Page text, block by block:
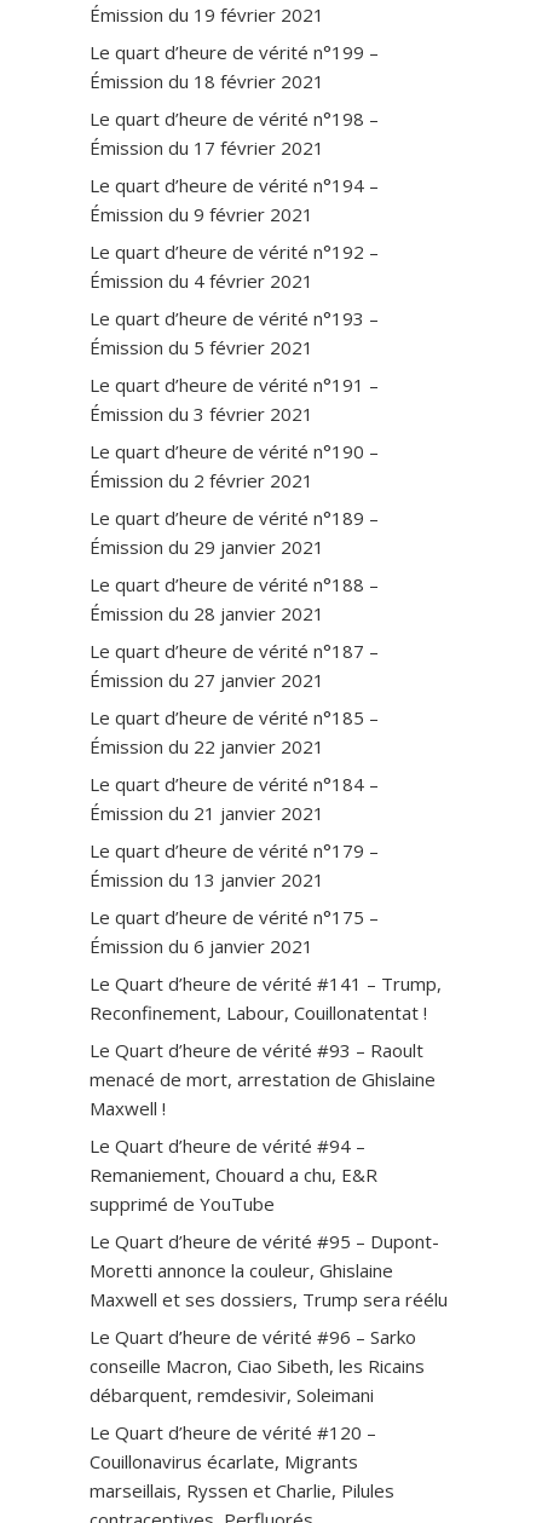
Émission du 19 février 2021
Le quart d’heure de vérité n°199 –
Émission du 18 février 2021
Le quart d’heure de vérité n°198 –
Émission du 17 février 2021
Le quart d’heure de vérité n°194 –
Émission du 9 février 2021
Le quart d’heure de vérité n°192 –
Émission du 4 février 2021
Le quart d’heure de vérité n°193 –
Émission du 5 février 2021
Le quart d’heure de vérité n°191 –
Émission du 3 février 2021
Le quart d’heure de vérité n°190 –
Émission du 2 février 2021
Le quart d’heure de vérité n°189 –
Émission du 29 janvier 2021
Le quart d’heure de vérité n°188 –
Émission du 28 janvier 2021
Le quart d’heure de vérité n°187 –
Émission du 27 janvier 2021
Le quart d’heure de vérité n°185 –
Émission du 22 janvier 2021
Le quart d’heure de vérité n°184 –
Émission du 21 janvier 2021
Le quart d’heure de vérité n°179 –
Émission du 13 janvier 2021
Le quart d’heure de vérité n°175 –
Émission du 6 janvier 2021
Le Quart d’heure de vérité #141 – Trump,
Reconfinement, Labour, Couillonatentat !
Le Quart d’heure de vérité #93 – Raoult
menacé de mort, arrestation de Ghislaine
Maxwell !
Le Quart d’heure de vérité #94 –
Remaniement, Chouard a chu, E&R
supprimé de YouTube
Le Quart d’heure de vérité #95 – Dupont-
Moretti annonce la couleur, Ghislaine
Maxwell et ses dossiers, Trump sera réélu
Le Quart d’heure de vérité #96 – Sarko
conseille Macron, Ciao Sibeth, les Ricains
débarquent, remdesivir, Soleimani
Le Quart d’heure de vérité #120 –
Couillonavirus écarlate, Migrants
marseillais, Ryssen et Charlie, Pilules